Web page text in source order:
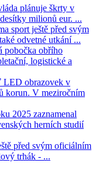
plánuje škrty v
milionů eur. ...
sport ještě před svým
odvetné utkání ...
pobočka obřího
logistické a
LED obrazovek v
korun. V meziročním
2025 zaznamenal
herních studií
před svým oficiálním
trhák - ...